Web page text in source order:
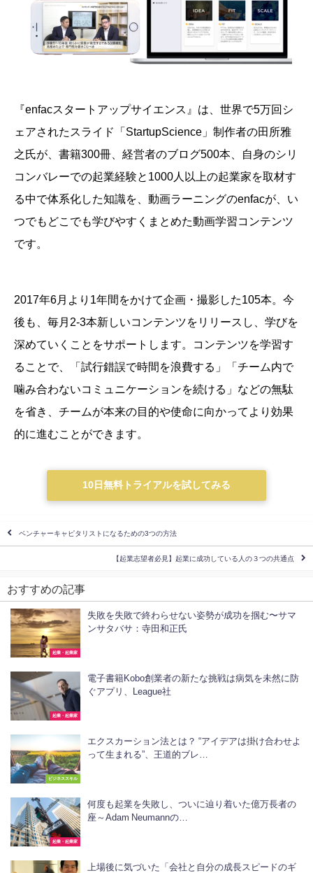
『enfacスタートアップサイエンス』は、 世界で5万回シ
ェアされたスライド「StartupScience」制作者の田所雅
之氏が、書籍300冊、経営者のブログ500本、自身のシリ
コンバレーでの起業経験と1000人以上の起業家を取材す
る中で体系化した知識を、動画ラーニングのenfacが、い
つでもどこでも学びやすくまとめた動画学習コンテンツ
です。
2017年6月より1年間をかけて企画・撮影した105本。今
後も、毎月2-3本新しいコンテンツをリリースし、学びを
深めていくことをサポートします。
コンテンツを学習す
ることで、「試行錯誤で時間を浪費する」「チーム内で
噛み合わないコミュニケーションを続ける」などの無駄
を省き、チームが本来の目的や使命に向かってより効果
的に進むことができます。
10日無料トライアルを試してみる
ベンチャーキャピタリストになるための3つの方法
【起業志望者必見】起業に成功している人の３つの共通点
おすすめの記事
起業・起業家
失敗を失敗で終わらせない姿勢が成功を掴む〜サマ
ンサタバサ：寺田和正氏
起業・起業家
電子書籍Kobo創業者の新たな挑戦は病気を未然に防
ぐアプリ、League社
ビジネススキル
エクスカーション法とは？ “アイデアは掛け合わせよ
って生まれる”、王道的ブレ…
起業・起業家
何度も起業を失敗し、ついに辿り着いた億万長者の
座～Adam Neumannの…
上場後に気づいた「会社と自分の成長スピードのギ